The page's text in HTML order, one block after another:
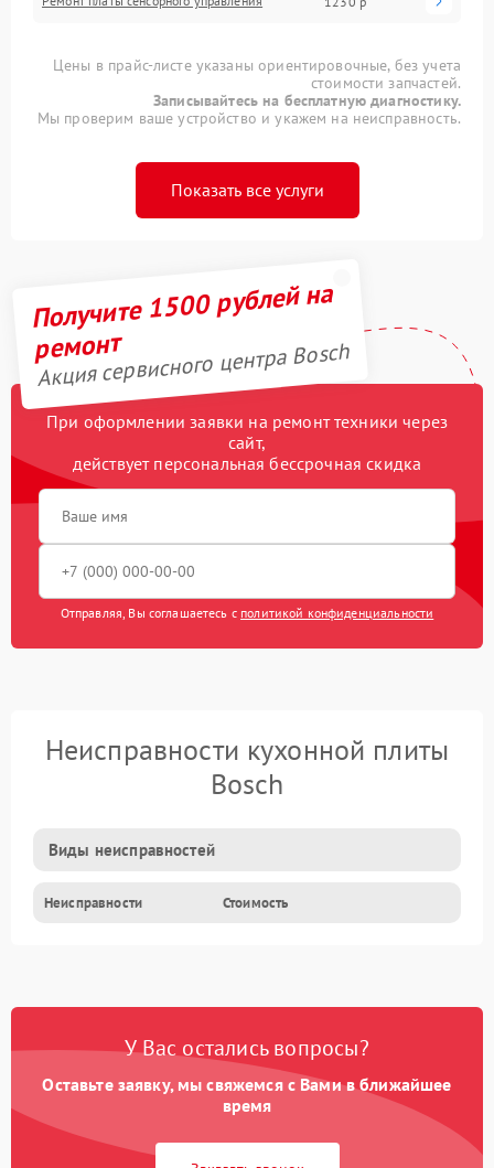
Цены в прайс-листе указаны ориентировочные, без учета
стоимости запчастей.
Записывайтесь на бесплатную диагностику.
Мы проверим ваше устройство и укажем на неисправность.
Показать все услуги
Получите 1500 рублей на
ремонт
Акция сервисного центра Bosch
При оформлении заявки на ремонт техники через
сайт,
действует персональная бессрочная скидка
Отправляя, Вы соглашаетесь с политикой конфиденциальности
Неисправности кухонной плиты
Bosch
Виды неисправностей
Неисправности Стоимость
У Вас остались вопросы?
Оставьте заявку, мы свяжемся с Вами в ближайшее
время